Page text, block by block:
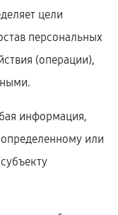
цели
персональных
(операции),
информация,
или